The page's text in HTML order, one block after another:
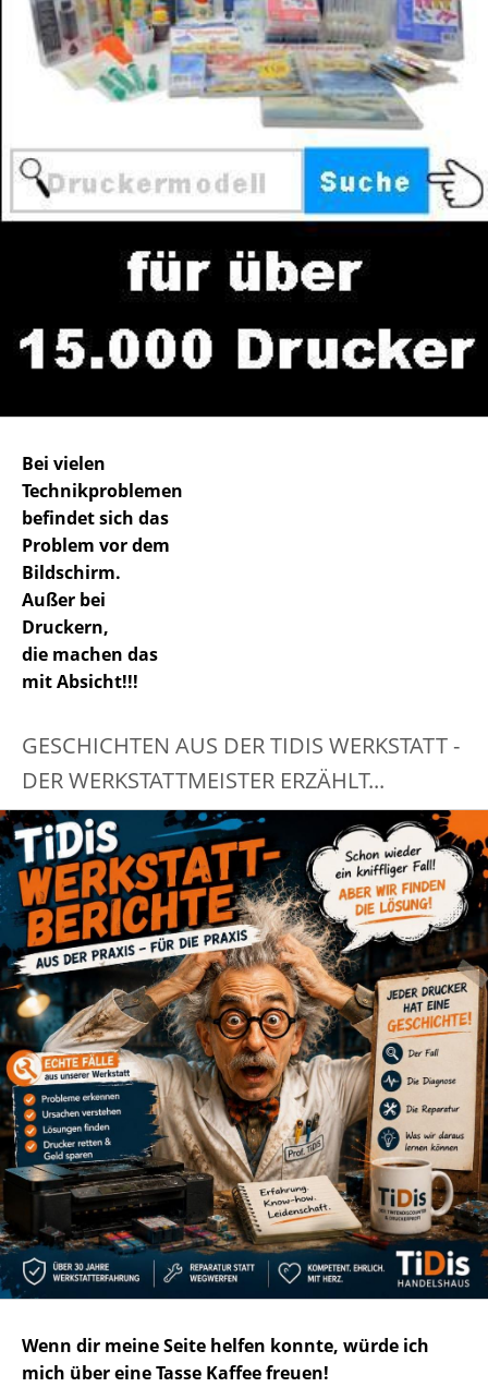
Bei vielen
Technikproblemen
befindet sich das
Problem vor dem
Bildschirm.
Außer bei
Druckern,
die machen das
mit Absicht!!!
GESCHICHTEN AUS DER TIDIS WERKSTATT -
DER WERKSTATTMEISTER ERZÄHLT...
Wenn dir meine Seite helfen konnte, würde ich
mich über eine Tasse Kaffee freuen!